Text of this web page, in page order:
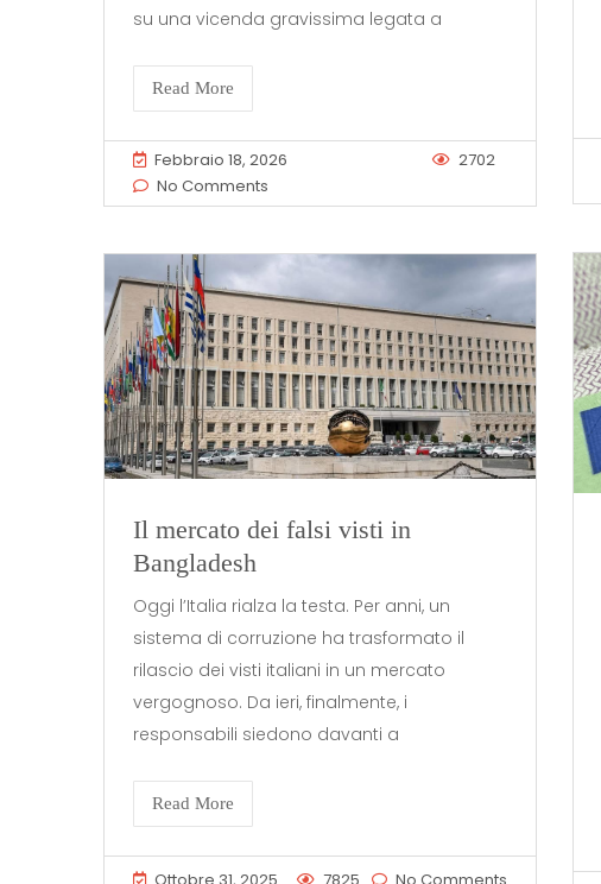
su una vicenda gravissima legata a
Read More
Febbraio 18, 2026
2702
No Comments
Il mercato dei falsi visti in
Bangladesh
Oggi l’Italia rialza la testa. Per anni, un
sistema di corruzione ha trasformato il
rilascio dei visti italiani in un mercato
vergognoso. Da ieri, finalmente, i
responsabili siedono davanti a
Read More